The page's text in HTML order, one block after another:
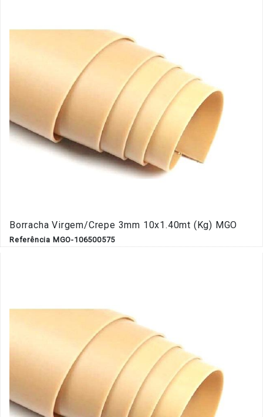
Borracha Virgem/Crepe 3mm 10x1.40mt (Kg) MGO
Referência MGO-106500575